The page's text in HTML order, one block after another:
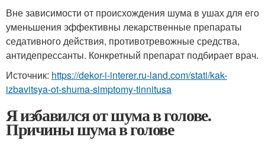
Вне зависимости от происхождения шума в ушах для его
уменьшения эффективны лекарственные препараты
седативного действия, противотревожные средства,
антидепрессанты. Конкретный препарат подбирает врач.
Источник: https://dekor-i-interer.ru-land.com/stati/kak-
izbavitsya-ot-shuma-simptomy-tinnitusa
Я избавился от шума в голове.
Причины шума в голове